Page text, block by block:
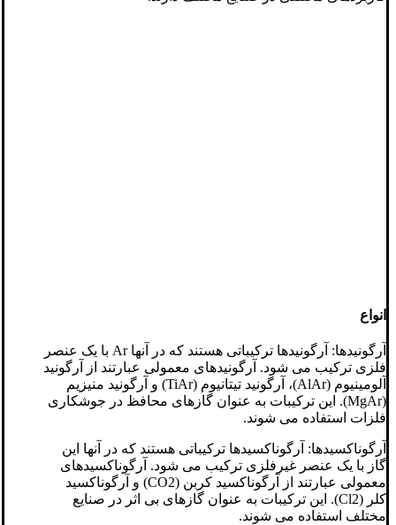
انواع
آرگونیدها: آرگونیدها ترکیباتی هستند که در آنها Ar با یک عنصر
فلزی ترکیب می شود. آرگونیدهای معمولی عبارتند از آرگونید
آلومینیوم (AlAr)، آرگونید تیتانیوم (TiAr) و آرگونید منیزیم
(MgAr). این ترکیبات به عنوان گازهای محافظ در جوشکاری
فلزات استفاده می شوند.
آرگوناکسیدها: آرگوناکسیدها ترکیباتی هستند که در آنها این
گاز با یک عنصر غیرفلزی ترکیب می شود. آرگوناکسیدهای
معمولی عبارتند از آرگوناکسید کربن (CO2) و آرگوناکسید
کلر (Cl2). این ترکیبات به عنوان گازهای بی اثر در صنایع
مختلف استفاده می شوند.